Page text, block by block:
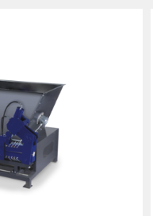
à brosse